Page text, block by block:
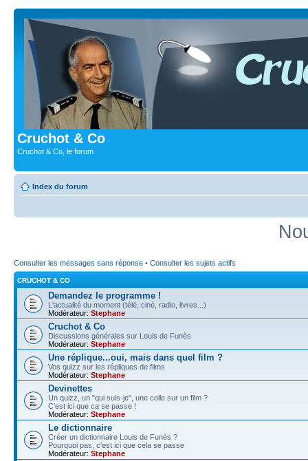
Cruchot & Co
Cruchot & Co, le forum
Index du forum
Consulter les messages sans réponse • Consulter les sujets actifs
CRUCHOT & CO
Demandez le programme !
L'actualité du moment (télé, ciné, radio, livres...)
Modérateur: Stephane
Cruchot & Co
Discussions générales sur Louis de Funès
Modérateur: Stephane
Une réplique...oui, mais dans quel film ?
Vos quizz sur les répliques de films
Modérateur: Stephane
Devinettes
Un quizz, un "qui suis-je", une colle sur un film ?
C'est ici que ca se passe !
Modérateur: Stephane
Le dictionnaire
Créer un dictionnaire Louis de Funès ?
Pourquoi pas, c'est ici que cela se passe
Modérateur: Stephane